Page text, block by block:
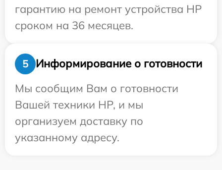
гарантию на ремонт устройства HP
сроком на 36 месяцев.
5
Информирование о готовности
Мы сообщим Вам о готовности
Вашей техники HP, и мы
организуем доставку по
указанному адресу.